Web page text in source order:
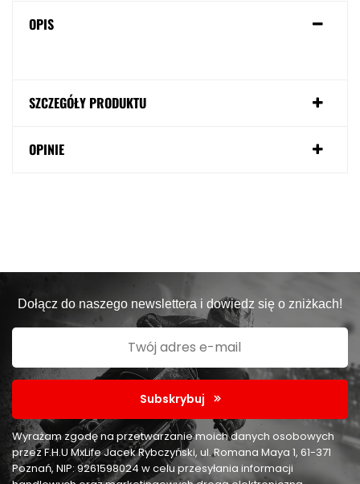
OPIS
SZCZEGÓŁY PRODUKTU
OPINIE
Dołącz do naszego newslettera i dowiedz się o zniżkach!
Subskrybuj
Wyrażam zgodę na przetwarzanie moich danych osobowych
przez F.H.U MxLife Jacek Rybczyński, ul. Romana Maya 1, 61-371
Poznań, NIP: 9261598024 w celu przesyłania informacji